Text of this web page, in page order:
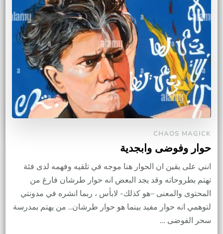
CHAOS MAGICK
حوار وفوضى وابجدية
انني على يقين ان الحوار هنا موجه في تلقيه وفهمه لدى فئة
تهتم بطروحاته وقد يجد البعض انه حوار طرشان فارغ من
المحتوى والمعنى –هو كذلك- لابأس ، ربما انشره في مدونتي
لتوهمي انه حوار مفيد بينما هو حوار طرشان.. من يهتم بمدرسة
سحر الفوضى …